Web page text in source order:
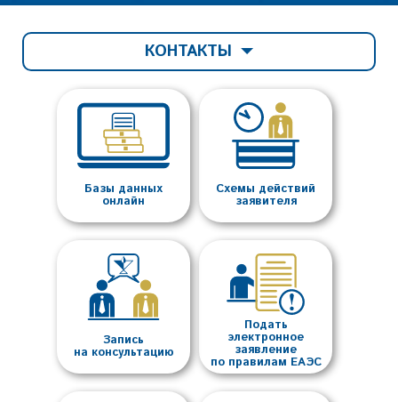
КОНТАКТЫ
Базы данных
онлайн
Схемы действий
заявителя
Запись
на консультацию
Подать
электронное
заявление
по правилам ЕАЭС